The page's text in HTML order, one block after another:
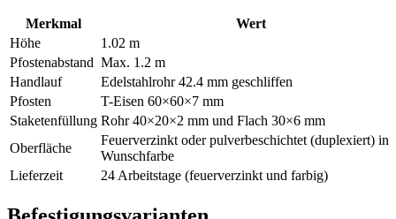
Merkmal
Wert
Höhe
1.02 m
Pfostenabstand Max. 1.2 m
Handlauf
Edelstahlrohr 42.4 mm geschliffen
Pfosten
T-Eisen 60×60×7 mm
Staketenfüllung Rohr 40×20×2 mm und Flach 30×6 mm
Oberfläche
Feuerverzinkt oder pulverbeschichtet (duplexiert) in
Wunschfarbe
Lieferzeit
24 Arbeitstage (feuerverzinkt und farbig)